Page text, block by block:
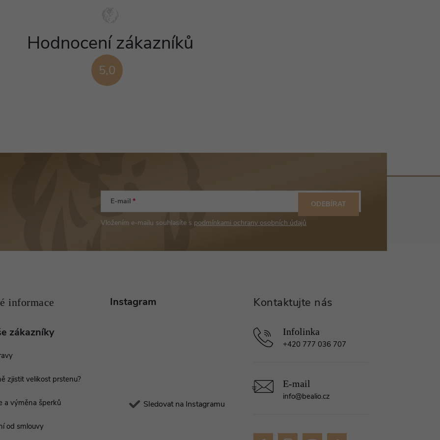
5,0
Hodnocení zákazníků
E-mail
Vložením e-mailu souhlasíte s podmínkami ochrany osobních údajů
ODEBÍRAT
zákazníky
zjistit velikost prstenu?
a výměna šperků
od smlouvy
Instagram
Sledovat na Instagramu
info@bealio.cz
+420 777 036 707